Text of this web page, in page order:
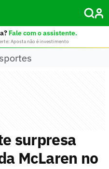
Fale com o assistente.
Aposta não é investimento
surpresa
McLaren no